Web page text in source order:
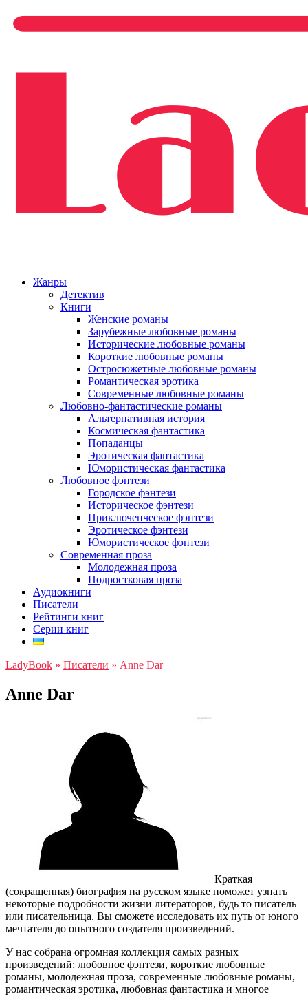
Жанры
Детектив
Книги
Женские романы
Зарубежные любовные романы
Исторические любовные романы
Короткие любовные романы
Остросюжетные любовные романы
Романтическая эротика
Современные любовные романы
Любовно-фантастические романы
Альтернативная история
Космическая фантастика
Попаданцы
Эротическая фантастика
Юмористическая фантастика
Любовное фэнтези
Городское фэнтези
Историческое фэнтези
Приключенческое фэнтези
Эротическое фэнтези
Юмористическое фэнтези
Современная проза
Молодежная проза
Подростковая проза
Аудиокниги
Писатели
Рейтинги книг
Серии книг
LadyBook » Писатели » Anne Dar
Anne Dar
Краткая
(сокращенная) биография на русском языке поможет узнать
некоторые подробности жизни литераторов, будь то писатель
или писательница. Вы сможете исследовать их путь от юного
мечтателя до опытного создателя произведений.
У нас собрана огромная коллекция самых разных
произведений: любовное фэнтези, короткие любовные
романы, молодежная проза, современные любовные романы,
романтическая эротика, любовная фантастика и многое